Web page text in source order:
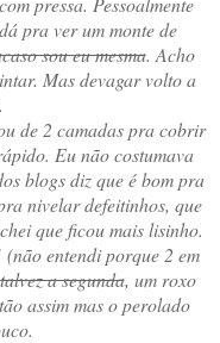
pra ver um monte de
sou eu mesma. Acho
Mas devagar volto a
de 2 camadas pra cobrir
Eu não costumava
blogs diz que é bom pra
nivelar defeitinhos, que
que ficou mais lisinho.
entendi porque 2 em
talvez a segunda, um roxo
assim mas o perolado